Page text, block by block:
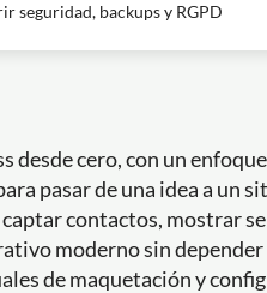
seguridad, backups y RGPD
desde cero, con un
pasar de una idea a un
contactos, mostrar
moderno sin
de maquetación y